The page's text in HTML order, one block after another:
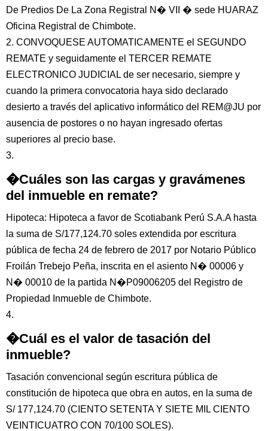
De Predios De La Zona Registral N� VII � sede HUARAZ
Oficina Registral de Chimbote.
2. CONVOQUESE AUTOMATICAMENTE el SEGUNDO
REMATE y seguidamente el TERCER REMATE
ELECTRONICO JUDICIAL de ser necesario, siempre y
cuando la primera convocatoria haya sido declarado
desierto a través del aplicativo informático del REM@JU por
ausencia de postores o no hayan ingresado ofertas
superiores al precio base.
3.
�Cuáles son las cargas y gravámenes
del inmueble en remate?
Hipoteca: Hipoteca a favor de Scotiabank Perú S.A.A hasta
la suma de S/177,124.70 soles extendida por escritura
pública de fecha 24 de febrero de 2017 por Notario Público
Froilán Trebejo Peña, inscrita en el asiento N� 00006 y
N� 00010 de la partida N�P09006205 del Registro de
Propiedad Inmueble de Chimbote.
4.
�Cuál es el valor de tasación del
inmueble?
Tasación convencional según escritura pública de
constitución de hipoteca que obra en autos, en la suma de
S/ 177,124.70 (CIENTO SETENTA Y SIETE MIL CIENTO
VEINTICUATRO CON 70/100 SOLES).